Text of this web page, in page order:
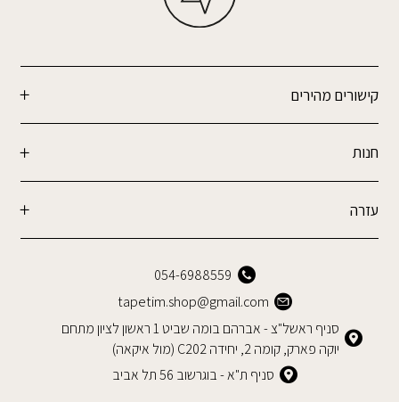
קישורים מהירים
חנות
עזרה
054-6988559
tapetim.shop@gmail.com
סניף ראשל"צ - אברהם בומה שביט 1 ראשון לציון מתחם
יוקה פארק, קומה 2, יחידה C202 (מול איקאה)
סניף ת"א - בוגרשוב 56 תל אביב